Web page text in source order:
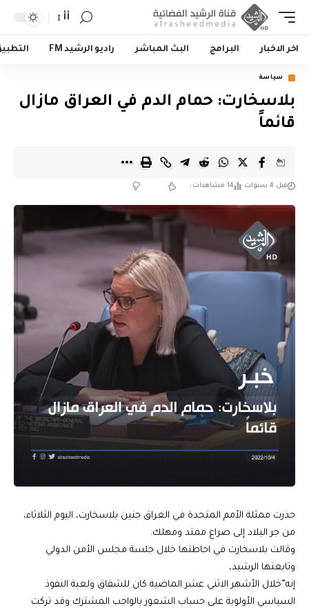
أأ
اخر الاخبار البرامج البث المباشر راديو الرشيد FM
سياسة
بلاسخارت: حمام الدم في العراق مازال
قائماً
قبل 4 سنوات 14 مشاهدات
حذرت ممثلة الأمم المتحدة في العراق جنين بلاسخارت، اليوم الثلاثاء،
من جر البلاد إلى صراع ممتد ومهلك.
وقالت بلاسخارت في احاطتها خلال جلسة مجلس الأمن الدولي
وتابعتها الرشيد،
إنه”خلال الأشهر الاثني عشر الماضية كان للشقاق ولعبة النفوذ
السياسي الأولوية على حساب الشعور بالواجب المشترك وقد تركت